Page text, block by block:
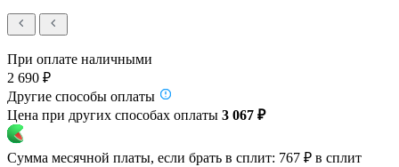
При оплате наличными
2 690 ₽
Другие способы оплаты
Цена при других способах оплаты 3 067 ₽
Сумма месячной платы, если брать в сплит: 767 ₽ в сплит